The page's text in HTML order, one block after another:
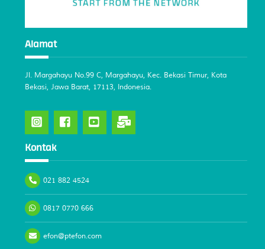
Alamat
Jl. Margahayu No.99 C, Margahayu, Kec. Bekasi Timur, Kota
Bekasi, Jawa Barat, 17113, Indonesia.
Kontak
021 882 4524
0817 0770 666
efon@ptefon.com